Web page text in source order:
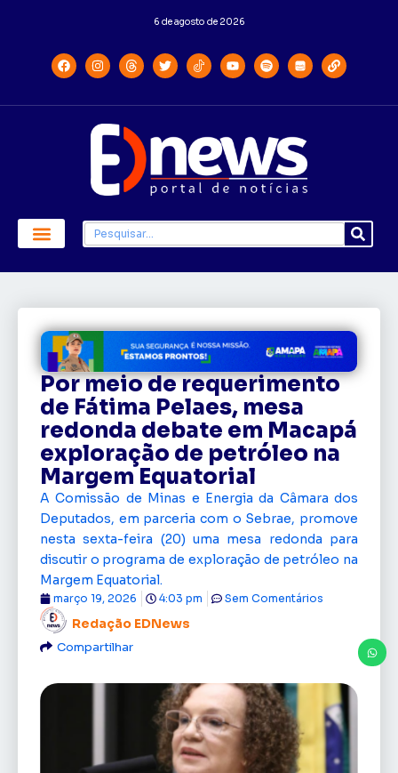
6 de agosto de 2026
Por meio de requerimento
de Fátima Pelaes, mesa
redonda debate em Macapá
exploração de petróleo na
Margem Equatorial
A Comissão de Minas e Energia da Câmara dos
Deputados, em parceria com o Sebrae, promove
nesta sexta-feira (20) uma mesa redonda para
discutir o programa de exploração de petróleo na
Margem Equatorial.
Redação EDNews
março 19, 2026 4:03 pm Sem Comentários
Compartilhar